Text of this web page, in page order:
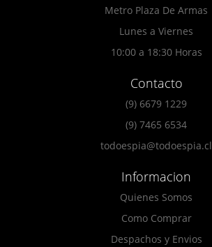
Metro Plaza De Armas
Lunes a Viernes
10:00 a 18:30 Horas
Contacto
(9) 6679 1229
(9) 7465 6534
todoespia@todoespia.cl
Informacion
Quienes Somos
Como Comprar
Despachos y Envios